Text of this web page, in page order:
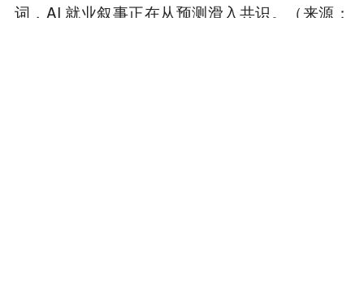
词，AI 就业叙事正在从预测滑入共识。（来源：